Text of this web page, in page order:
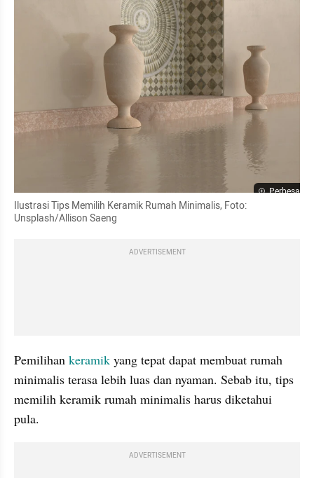
Perbesar
Ilustrasi Tips Memilih Keramik Rumah Minimalis, Foto:
Unsplash/Allison Saeng
ADVERTISEMENT
Pemilihan keramik yang tepat dapat membuat rumah
minimalis terasa lebih luas dan nyaman. Sebab itu, tips
memilih keramik rumah minimalis harus diketahui
pula.
ADVERTISEMENT